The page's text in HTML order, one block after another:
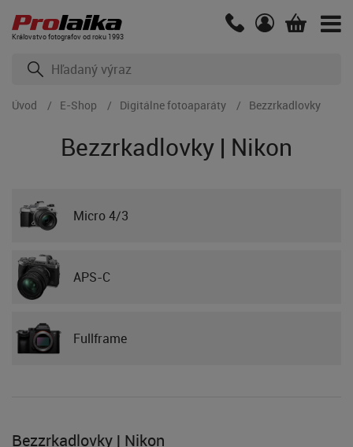
Kráľovstvo fotografov od roku 1993
Úvod E-Shop Digitálne fotoaparáty Bezzrkadlovky
Bezzrkadlovky | Nikon
Micro 4/3
APS-C
Fullframe
Bezzrkadlovky | Nikon